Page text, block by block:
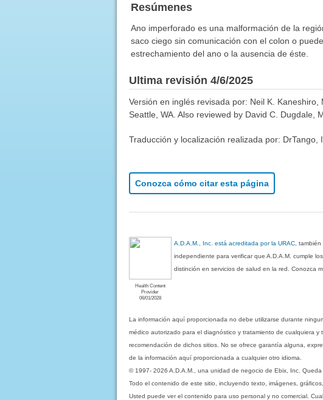
Resúmenes
Ano imperforado es una malformación de la
saco ciego sin comunicación con el colon o
estrechamiento del ano o la ausencia de éste.
Ultima revisión 4/6/2025
Versión en inglés revisada por: Neil K.
Seattle, WA. Also reviewed by David C. Dugdale,
Traducción y localización realizada por: DrTango,
Conozca cómo citar esta página
Health Content
Provider
06/01/2028
A.D.A.M., Inc. está acreditada por la URAC ,
independiente para verificar que A.D.A.M. cumple
distinción en servicios de salud en la red. Conozca
La información aquí proporcionada no debe utilizarse durante
médico autorizado para el diagnóstico y tratamiento de cualquiera
recomendación de dichos sitios. No se ofrece garantía alguna,
de la información aquí proporcionada a cualquier otro idioma.
© 1997- 2026 A.D.A.M., una unidad de negocio de Ebix, Inc.
Todo el contenido de este sitio, incluyendo texto, imágenes,
Usted puede ver el contenido para uso personal y no comercial.